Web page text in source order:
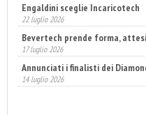
Engaldini sceglie Incaricotech
22 luglio 2026
Bevertech prende forma,
17 luglio 2026
Annunciati i finalisti dei
14 luglio 2026